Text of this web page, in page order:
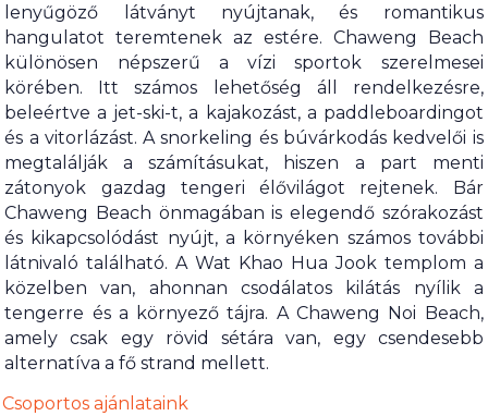
lenyűgöző látványt nyújtanak, és romantikus
hangulatot teremtenek az estére. Chaweng Beach
különösen népszerű a vízi sportok szerelmesei
körében. Itt számos lehetőség áll rendelkezésre,
beleértve a jet-ski-t, a kajakozást, a paddleboardingot
és a vitorlázást. A snorkeling és búvárkodás kedvelői is
megtalálják a számításukat, hiszen a part menti
zátonyok gazdag tengeri élővilágot rejtenek. Bár
Chaweng Beach önmagában is elegendő szórakozást
és kikapcsolódást nyújt, a környéken számos további
látnivaló található. A Wat Khao Hua Jook templom a
közelben van, ahonnan csodálatos kilátás nyílik a
tengerre és a környező tájra. A Chaweng Noi Beach,
amely csak egy rövid sétára van, egy csendesebb
alternatíva a fő strand mellett.
Csoportos ajánlataink